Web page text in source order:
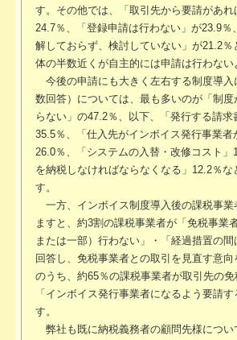
す。その他では、「取引先から要請があ
24.7％、「登録申請は行わない」が23.9％
解しておらず、検討していない」が21.2％
体の半数近くが自主的には申請は行わない
今後の申請にも大きく左右する制度導入
数回答）については、最も多いのが「制
らない」の47.2％、以下、「発行する請求
35.5％、「仕入先がインボイス発行事業者
26.0％、「システムの入替・改修コスト」
を納税しなければならなくなる」12.2％な
す。
一方、インボイス制度導入後の課税事業
ますと、約3割の課税事業者が「免税事業
または一部）行わない」・「経過措置の間
回答し、免税事業者との取引を見直す意
のうち、約65％の課税事業者が取引先の免
「インボイス発行事業者になるよう要請す
す。
弊社も既に納税義務者の顧問先様につい